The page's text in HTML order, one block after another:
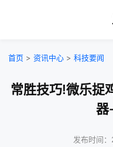
首页 > 资讯中心 > 科技要闻
常胜技巧!微乐捉
器
发布时间